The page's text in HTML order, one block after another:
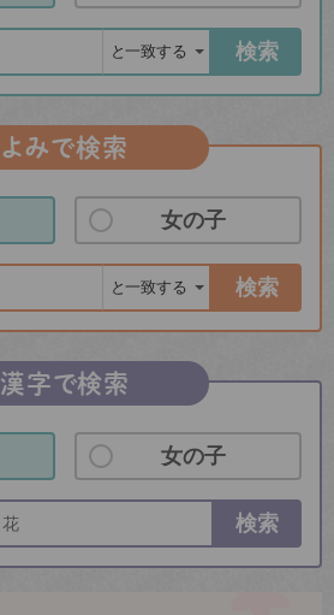
検索
よみで検索
女の子
検索
漢字で検索
女の子
検索